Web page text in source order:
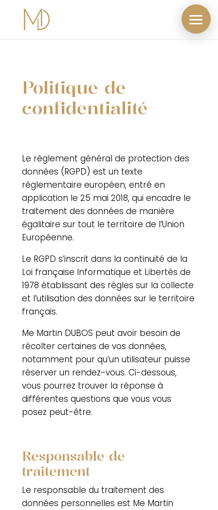
Politique de
confidentialité
Le règlement général de protection des
données (RGPD) est un texte
réglementaire européen, entré en
application le 25 mai 2018, qui encadre le
traitement des données de manière
égalitaire sur tout le territoire de l’Union
Européenne.
Le RGPD s’inscrit dans la continuité de la
Loi française Informatique et Libertés de
1978 établissant des règles sur la collecte
et l’utilisation des données sur le territoire
français.
Me Martin DUBOS peut avoir besoin de
récolter certaines de vos données,
notamment pour qu’un utilisateur puisse
réserver un rendez-vous. Ci-dessous,
vous pourrez trouver la réponse à
différentes questions que vous vous
posez peut-être.
Responsable de
traitement
Le responsable du traitement des
données personnelles est Me Martin